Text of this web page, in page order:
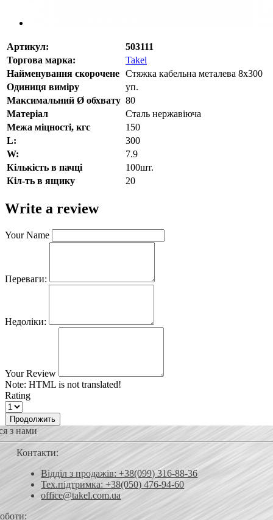
Артикул:
503111
Торгова марка:
Takel
Найменування скорочене Стяжка кабельна металева 8x300
Одиниця виміру
уп.
Максимальний Ø обхвату 80
Матеріал
Сталь нержавіюча
Межа міцності, кгс
150
L:
300
W:
7.9
Кількість в пачці
100шт.
Кіл-ть в ящику
20
Write a review
Your Name
Переваги:
Недоліки:
Your Review
Note: HTML is not translated!
Rating
Продолжить
з нами
Контакти:
Відділ з продажів: +38(099) 316-88-36
Тех.підтримка: +38(050) 476-94-60
office@takel.com.ua